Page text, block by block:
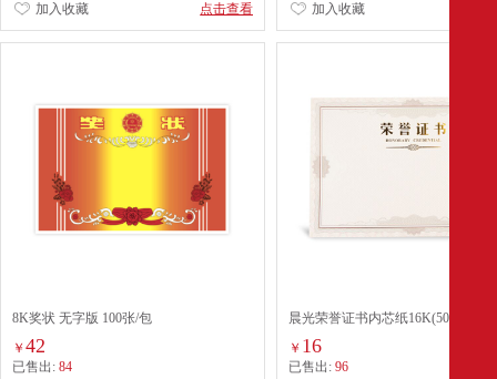
点击查看
加入收藏 加入收藏
8K奖状 无字版 100张/包
￥ 42
已售出: 84
晨光荣誉证书内芯纸16K(50张/
包)ASC99328
￥ 16
已售出:96